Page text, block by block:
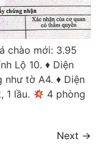
chào mới: 3.95
Lộ 10.♦️ Diện
như tờ A4.♦️ Diện
1 lầu.
4 phòng
Next →